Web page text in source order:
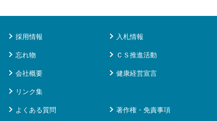
採用情報 入札情報
忘れ物 ＣＳ推進活動
会社概要 健康経営宣言
リンク集
よくある質問 著作権・免責事項